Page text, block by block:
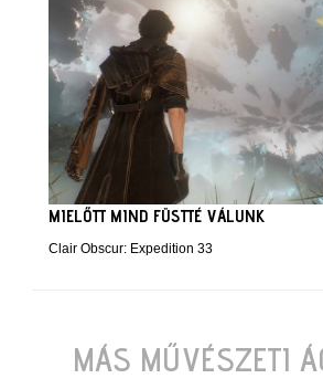
MIELŐTT MIND FÜSTTÉ VÁLUNK
Clair Obscur: Expedition 33
MÁS MŰVÉSZETI